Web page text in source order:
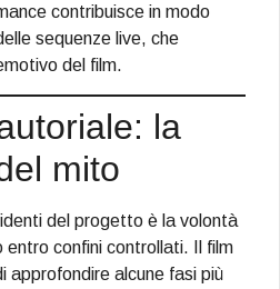
contribuisce in modo
sequenze live, che
del film.
la
mito
del progetto è la volontà
entro confini controllati. Il film
approfondire alcune fasi più